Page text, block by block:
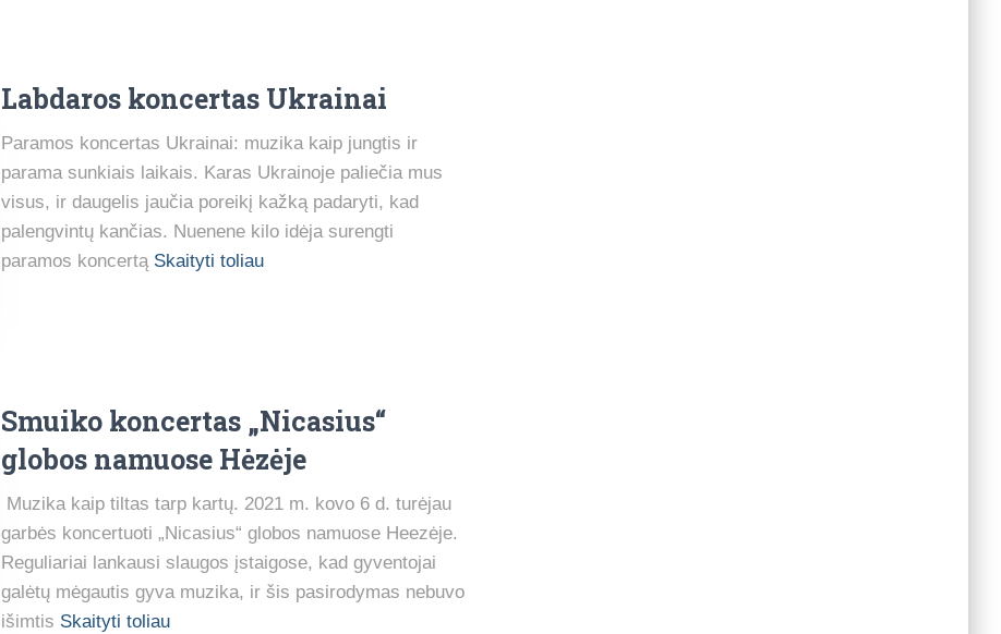
Labdaros koncertas Ukrainai
Paramos koncertas Ukrainai: muzika kaip jungtis ir
parama sunkiais laikais. Karas Ukrainoje paliečia mus
visus, ir daugelis jaučia poreikį kažką padaryti, kad
palengvintų kančias. Nuenene kilo idėja surengti
paramos koncertą Skaityti toliau
Smuiko koncertas „Nicasius“
globos namuose Hėzėje
Muzika kaip tiltas tarp kartų. 2021 m. kovo 6 d. turėjau
garbės koncertuoti „Nicasius“ globos namuose Heezėje.
Reguliariai lankausi slaugos įstaigose, kad gyventojai
galėtų mėgautis gyva muzika, ir šis pasirodymas nebuvo
išimtis Skaityti toliau